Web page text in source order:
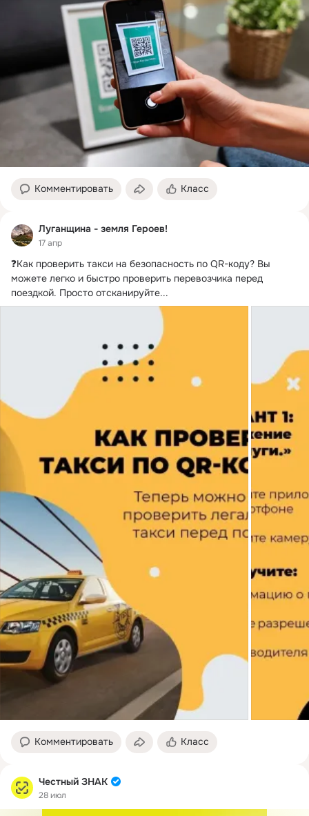
Комментировать Класс
Луганщина - земля Героев!
17 апр
❓Как проверить такси на безопасность по QR-коду? Вы
можете легко и быстро проверить перевозчика перед
поездкой. Просто отсканируйте...
Комментировать Класс
Честный ЗНАК
28 июл